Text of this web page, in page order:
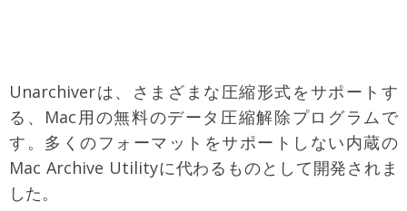
Unarchiverは、さまざまな圧縮形式をサポートす
る、Mac用の無料のデータ圧縮解除プログラムで
す。多くのフォーマットをサポートしない内蔵の
Mac Archive Utilityに代わるものとして開発されま
した。